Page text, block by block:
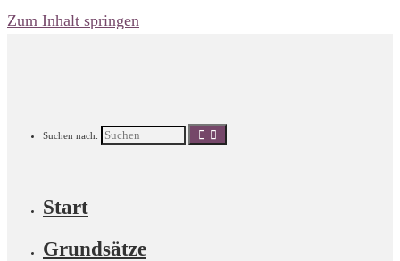
Zum Inhalt springen
Suchen nach:
Start
Grundsätze